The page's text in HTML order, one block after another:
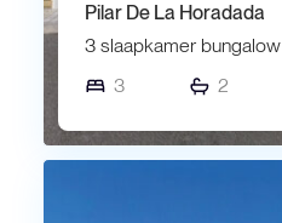
Pilar De La Horadada
3 slaapkamer bungalow
3
2